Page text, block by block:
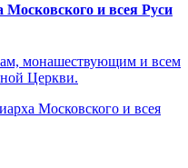
Московского и всея Руси
монашествующим и всем
Церкви.